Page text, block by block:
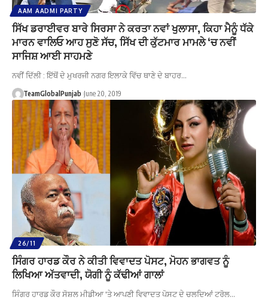
AAM AADMI PARTY
ਸਿੱਖ ਡਰਾਈਵਰ ਬਾਰੇ ਸਿਰਸਾ ਨੇ ਕਰਤਾ ਨਵਾਂ ਖੁਲਾਸਾ, ਕਿਹਾ ਮੈਨੂੰ ਧੱਕੇ
ਮਾਰਨ ਵਾਲਿਓ ਆਹ ਸੁਣੋ ਸੱਚ, ਸਿੱਖ ਦੀ ਕੁੱਟਮਾਰ ਮਾਮਲੇ ‘ਚ ਨਵੀਂ
ਸਾਜਿਸ਼ ਆਈ ਸਾਹਮਣੇ
ਨਵੀਂ ਦਿੱਲੀ : ਇੱਥੋਂ ਦੇ ਮੁਖਰਜੀ ਨਗਰ ਇਲਾਕੇ ਵਿੱਚ ਥਾਣੇ ਦੇ ਬਾਹਰ…
TeamGlobalPunjab June 20, 2019
26/11
ਸਿੰਗਰ ਹਾਰਡ ਕੌਰ ਨੇ ਕੀਤੀ ਵਿਵਾਦਤ ਪੋਸਟ, ਮੋਹਨ ਭਾਗਵਤ ਨੂੰ
ਲਿਖਿਆ ਅੱਤਵਾਦੀ, ਯੋਗੀ ਨੂੰ ਕੱਢੀਆਂ ਗਾਲਾਂ
ਸਿੰਗਰ ਹਾਰਡ ਕੌਰ ਸੋਸ਼ਲ ਮੀਡੀਆ 'ਤੇ ਆਪਣੀ ਵਿਵਾਦਤ ਪੋਸਟ ਦੇ ਚਲਦਿਆਂ ਟਰੋਲ…